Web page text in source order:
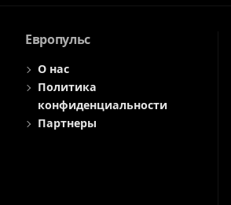
Европульс
О нас
Политика
конфиденциальности
Партнеры